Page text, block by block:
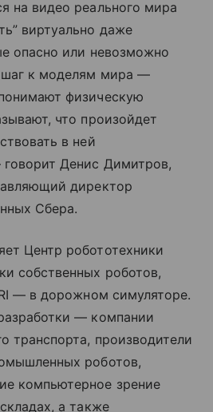
на видео реального мира
виртуально даже
опасно или невозможно
шаг к моделям мира —
физическую
что произойдет
в ней
Денис Димитров,
директор
Сбера.
Центр робототехники
собственных роботов,
— в дорожном симуляторе.
— компании
транспорта, производители
роботов,
компьютерное зрение
а также